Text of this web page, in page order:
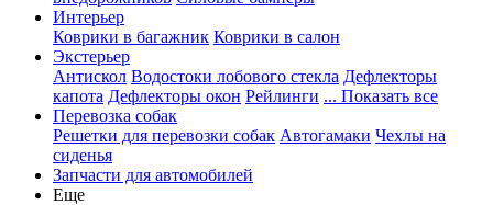
Интерьер
Коврики в багажник Коврики в салон
Экстерьер
Антискол Водостоки лобового стекла Дефлекторы
капота Дефлекторы окон Рейлинги ... Показать все
Перевозка собак
Решетки для перевозки собак Автогамаки Чехлы на
сиденья
Запчасти для автомобилей
Еще